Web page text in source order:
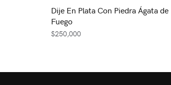
Dije En Plata Con Piedra Ágata de
Fuego
$250,000